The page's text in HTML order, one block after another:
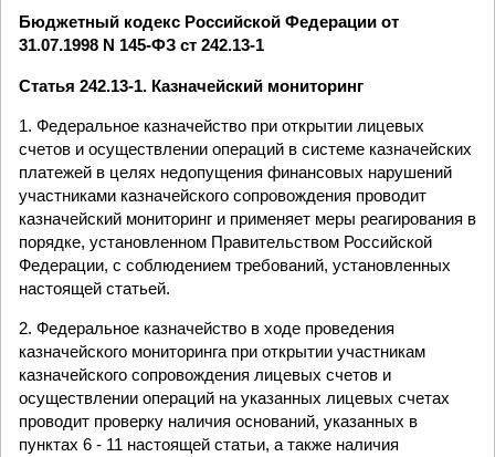
Бюджетный кодекс Российской Федерации от
31.07.1998 N 145-ФЗ ст 242.13-1
Статья 242.13-1. Казначейский мониторинг
1. Федеральное казначейство при открытии лицевых
счетов и осуществлении операций в системе казначейских
платежей в целях недопущения финансовых нарушений
участниками казначейского сопровождения проводит
казначейский мониторинг и применяет меры реагирования в
порядке, установленном Правительством Российской
Федерации, с соблюдением требований, установленных
настоящей статьей.
2. Федеральное казначейство в ходе проведения
казначейского мониторинга при открытии участникам
казначейского сопровождения лицевых счетов и
осуществлении операций на указанных лицевых счетах
проводит проверку наличия оснований, указанных в
пунктах 6 - 11 настоящей статьи, а также наличия